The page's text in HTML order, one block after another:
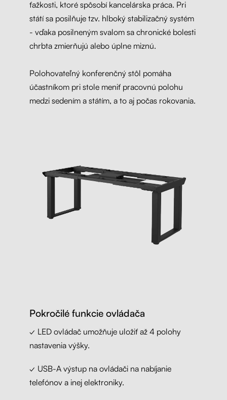
ťažkosti, ktoré spôsobí kancelárska práca. Pri
státí sa posilňuje tzv. hlboký stabilizačný systém
- vďaka posilneným svalom sa chronické bolesti
chrbta zmierňujú alebo úplne miznú.
Polohovateľný konferenčný stôl pomáha
účastníkom pri stole meniť pracovnú polohu
medzi sedením a státím, a to aj počas rokovania.
Pokročilé funkcie ovládača
✓ LED ovládač umožňuje uložiť až 4 polohy
nastavenia výšky.
✓ USB-A výstup na ovládači na nabíjanie
telefónov a inej elektroniky.